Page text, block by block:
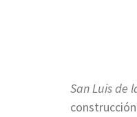
San Luis de